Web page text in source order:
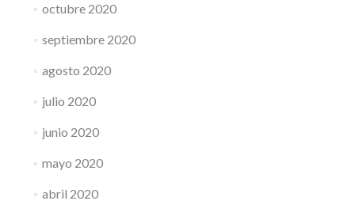
octubre 2020
septiembre 2020
agosto 2020
julio 2020
junio 2020
mayo 2020
abril 2020